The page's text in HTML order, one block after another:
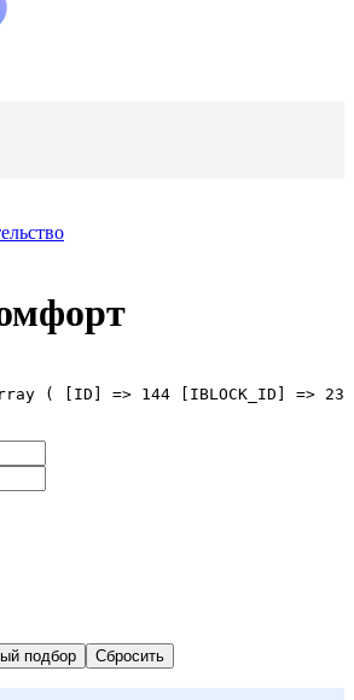
( [ID] => 144 [IBLOCK_ID] => 23
подбор